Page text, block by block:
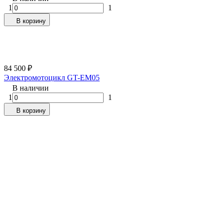
1
1
В корзину
84 500 ₽
Электромотоцикл GT-EM05
В наличии
1
1
В корзину